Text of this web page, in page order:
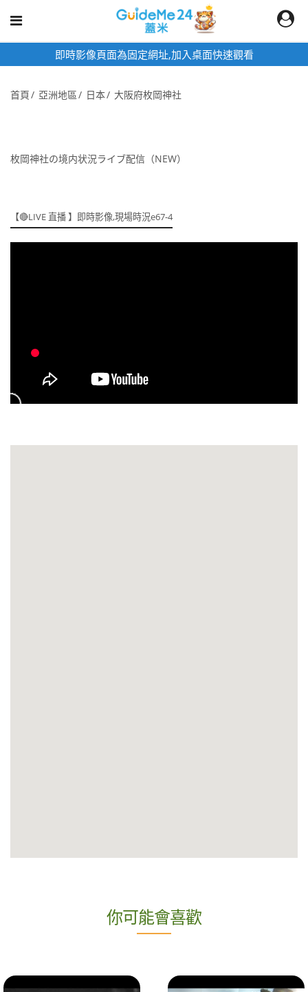
即時影像頁面為固定網址,加入桌面快速觀看
首頁 亞洲地區 日本 大阪府枚岡神社
枚岡神社の境内状況ライブ配信（NEW）
【🔴LIVE 直播 】即時影像,現場時況e67-4
你可能會喜歡